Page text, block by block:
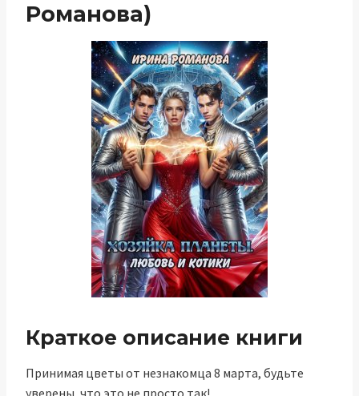
Романова)
Краткое описание книги
Принимая цветы от незнакомца 8 марта, будьте
уверены, что это не просто так!